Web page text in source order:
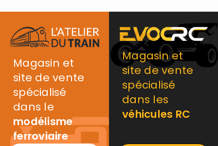
Magasin et
site de vente
spécialisé
dans le
modélisme
ferroviaire
Magasin et
site de vente
spécialisé
dans les
véhicules RC